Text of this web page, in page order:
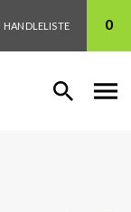
HANDLELISTE 0